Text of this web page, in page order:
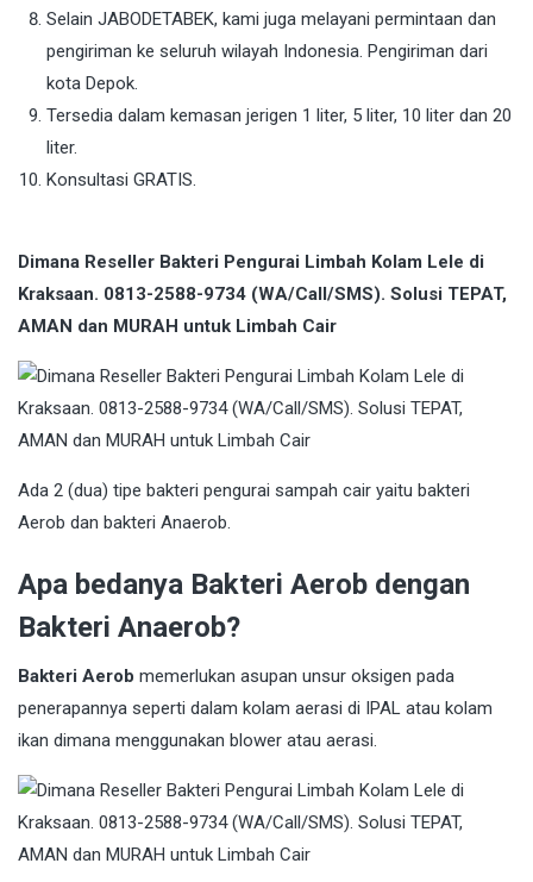
Selain JABODETABEK, kami juga melayani permintaan dan
pengiriman ke seluruh wilayah Indonesia. Pengiriman dari
kota Depok.
Tersedia dalam kemasan jerigen 1 liter, 5 liter, 10 liter dan 20
liter.
Konsultasi GRATIS.
Dimana Reseller Bakteri Pengurai Limbah Kolam Lele di
Kraksaan. 0813-2588-9734 (WA/Call/SMS). Solusi TEPAT,
AMAN dan MURAH untuk Limbah Cair
Ada 2 (dua) tipe bakteri pengurai sampah cair yaitu bakteri
Aerob dan bakteri Anaerob.
Apa bedanya Bakteri Aerob dengan
Bakteri Anaerob?
Bakteri Aerob memerlukan asupan unsur oksigen pada
penerapannya seperti dalam kolam aerasi di IPAL atau kolam
ikan dimana menggunakan blower atau aerasi.